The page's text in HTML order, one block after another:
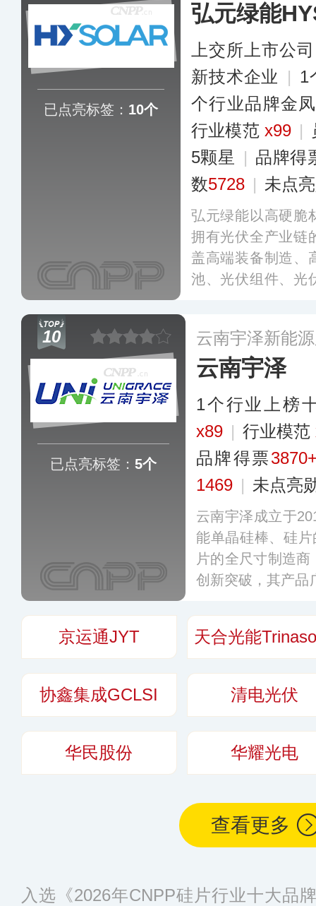
已点亮标签： 10个
弘元绿能
上交所上市公司
新技术企业 | 1
个行业品牌金
行业模范 x99 |
5颗星
| 品牌得
数5728 | 未点
弘元绿能以高硬脆
拥有光伏全产业链
盖高端装备制造、
池、光伏组件、光
拥有自主的技术
个国家和地区。
10
已点亮标签： 5个
云南宇泽新能
云南宇泽
1个行业上榜
x89 | 行业模范
品牌得票
1469 | 未点亮
云南宇泽成立于
能单晶硅棒、硅
片的全尺寸制造
创新突破，其产品
京运通JYT 天合光能
协鑫集成GCLSI 清电光伏
华民股份 华耀光电
查看更多
入选《2026年CNPP硅片行业十大品